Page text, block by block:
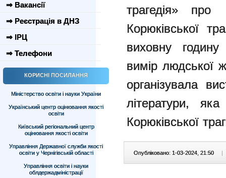
⇒ Вакансії
⇒ Реєстрація в ДНЗ
⇒ ІРЦ
⇒ Телефони
КОРИСНІ ПОСИЛАННЯ
Міністерство освіти і науки України
Український центр оцінювання якості
освіти
Київський регіональний центр
оцінювання якості освіти
Управління Державної служби якості
освіти у Чернігівській області
Управління освіти і науки
облдержадміністрації
трагедія»
Корюківської
виховну годину
вимір людської
організувала
літератури,
Корюківської
Опубліковано: 1-03-2024, 21:50 |